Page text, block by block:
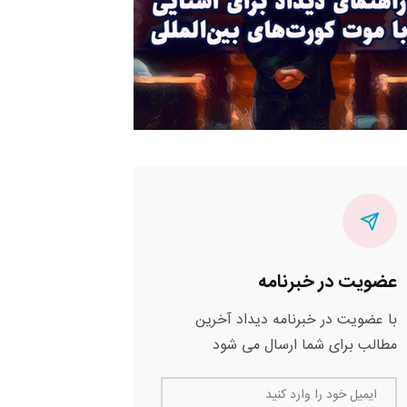
عضویت در خبرنامه
با عضویت در خبرنامه دیداد آخرین
مطالب برای شما ارسال می شود
ایمیل خود را وارد کنید